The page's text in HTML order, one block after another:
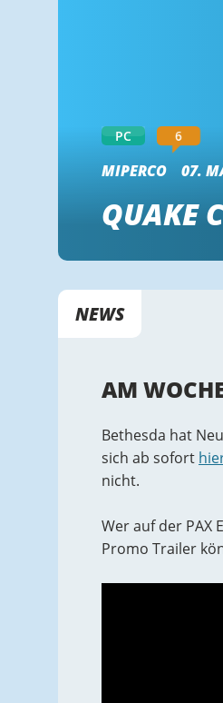
PC 6
MIPERCO 07.
QUAKE
NEWS
AM
Bethesda hat
sich ab sofort
nicht.
Wer auf der PAX
Promo Trailer